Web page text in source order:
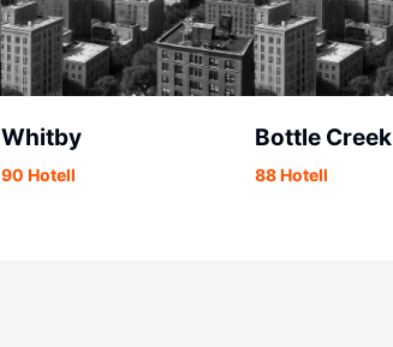
Whitby
90 Hotell
Bottle Creek
88 Hotell